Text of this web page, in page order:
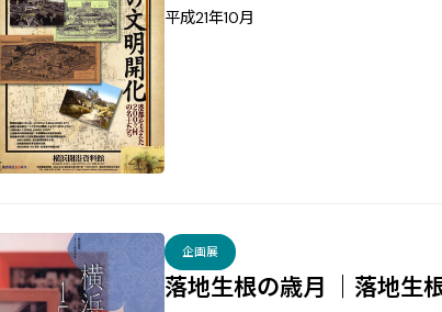
平成21年10月
落地生根の歳月 ｜落地生
企画展